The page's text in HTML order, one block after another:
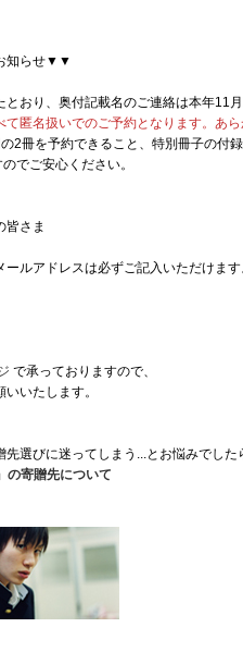
知らせ▼▼
おり、奥付記載名のご連絡は本年11
匿名扱いでのご予約となります。あら
2冊を予約できること、特別冊子の付
でご安心ください。
皆さま
ルアドレスは必ずご記入いただけます
で承っておりますので、
いたします。
先選びに迷ってしまう...とお悩みでした
の寄贈先について